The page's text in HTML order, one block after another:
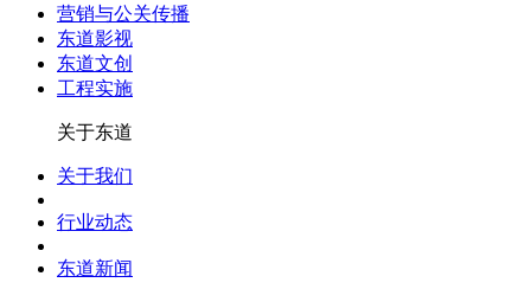
营销与公关传播
东道影视
东道文创
工程实施
关于东道
关于我们
行业动态
东道新闻